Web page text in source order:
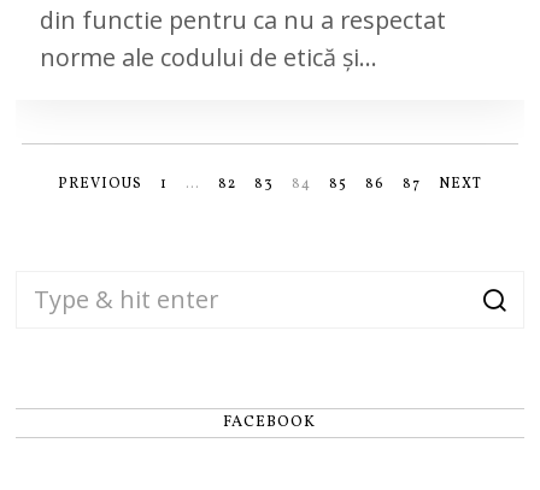
2
0
din functie pentru ca nu a respectat
norme ale codului de etică și…
PREVIOUS 1 … 82 83 84 85 86 87 NEXT
FACEBOOK